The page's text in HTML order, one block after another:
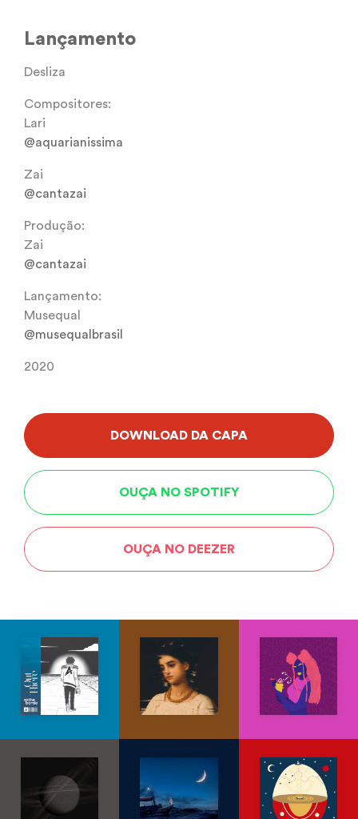
Lançamento
Desliza
Compositores:
Lari
@aquarianissima
Zai
@cantazai
Produção:
Zai
@cantazai
Lançamento:
Musequal
@musequalbrasil
2020
DOWNLOAD DA CAPA
OUÇA NO SPOTIFY
OUÇA NO DEEZER